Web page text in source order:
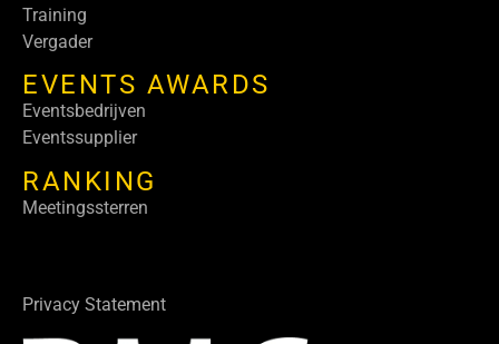
Training
Vergader
EVENTS AWARDS
Eventsbedrijven
Eventssupplier
RANKING
Meetingssterren
Privacy Statement